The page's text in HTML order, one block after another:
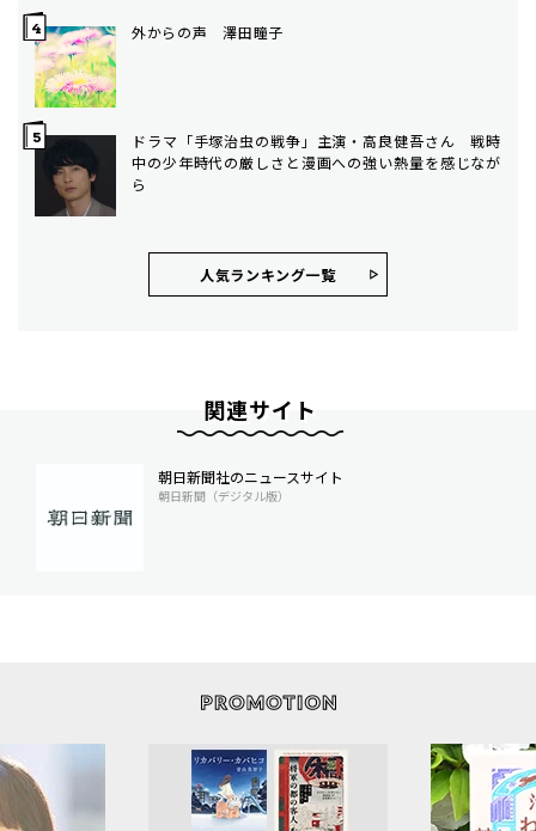
外からの声 澤田瞳子
ドラマ「手塚治虫の戦争」主演・高良健吾さん 戦時
中の少年時代の厳しさと漫画への強い熱量を感じなが
ら
人気ランキング⼀覧
関連サイト
朝日新聞社のニュースサイト
朝日新聞（デジタル版）